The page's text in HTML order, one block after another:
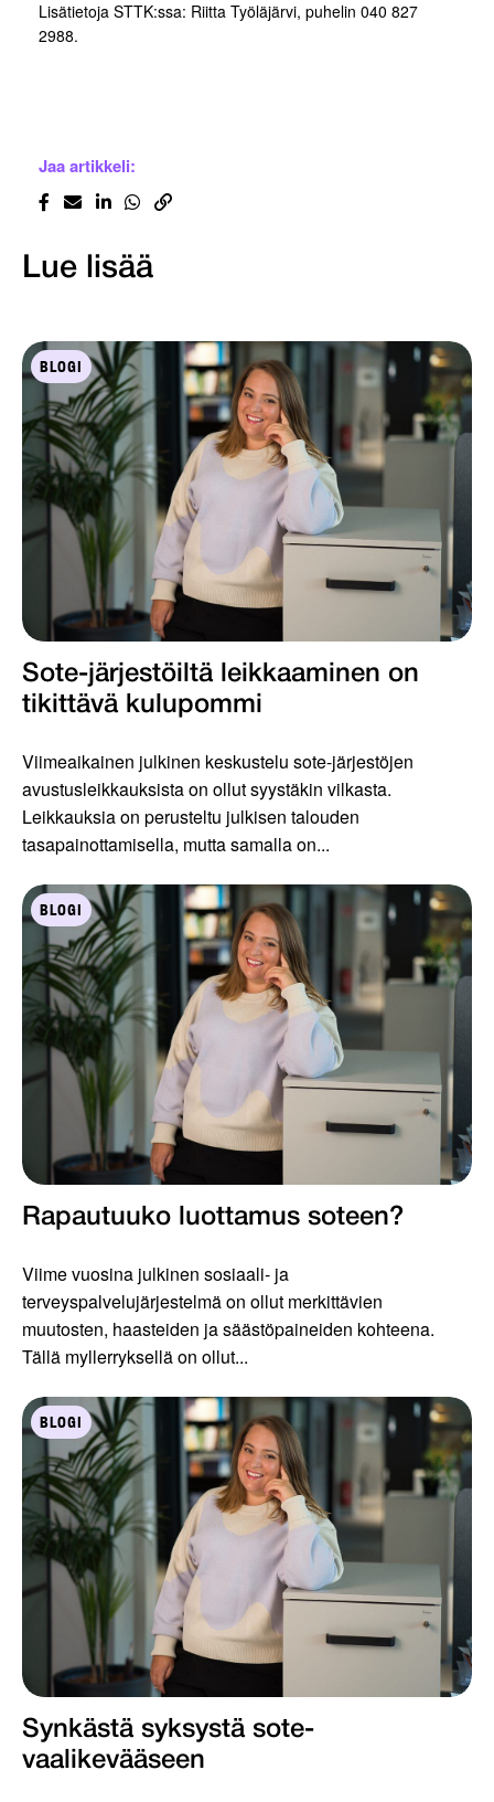
Lisätietoja STTK:ssa: Riitta Työläjärvi, puhelin 040 827
2988.
Jaa artikkeli:
Lue lisää
BLOGI
Sote-järjestöiltä leikkaaminen on
tikittävä kulupommi
Viimeaikainen julkinen keskustelu sote-järjestöjen
avustusleikkauksista on ollut syystäkin vilkasta.
Leikkauksia on perusteltu julkisen talouden
tasapainottamisella, mutta samalla on...
BLOGI
Rapautuuko luottamus soteen?
Viime vuosina julkinen sosiaali- ja
terveyspalvelujärjestelmä on ollut merkittävien
muutosten, haasteiden ja säästöpaineiden kohteena.
Tällä myllerryksellä on ollut...
BLOGI
Synkästä syksystä sote-
vaalikevääseen